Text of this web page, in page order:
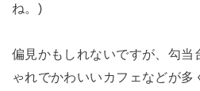
ね。)
偏見かもしれないですが、勾当
ゃれでかわいいカフェなどが